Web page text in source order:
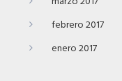
febrero 2017
enero 2017